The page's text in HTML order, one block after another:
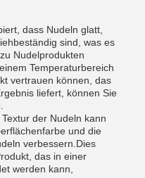
dass Nudeln glatt,
sind, was es
Nudelprodukten
Temperaturbereich
vertrauen können, das
liefert, können Sie
der Nudeln kann
und die
verbessern.Dies
das in einer
werden kann,